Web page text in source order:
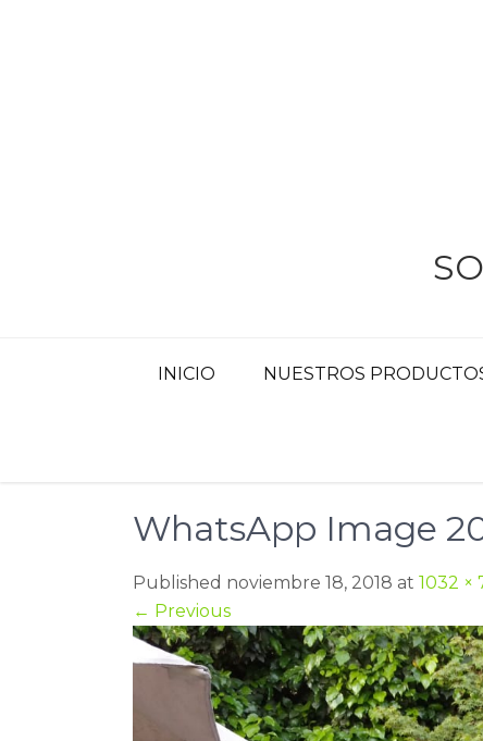
INICIO NUESTROS
WhatsApp Image
Published noviembre 18, 2018 at 1032 ×
← Previous